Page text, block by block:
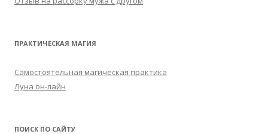
ПРАКТИЧЕСКАЯ МАГИЯ
Самостоятельная магическая практика
Луна он-лайн
ПОИСК ПО САЙТУ